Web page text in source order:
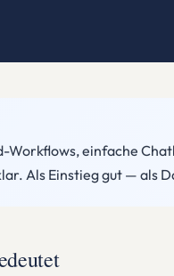
Workflows, einfache
Als Einstieg gut — als